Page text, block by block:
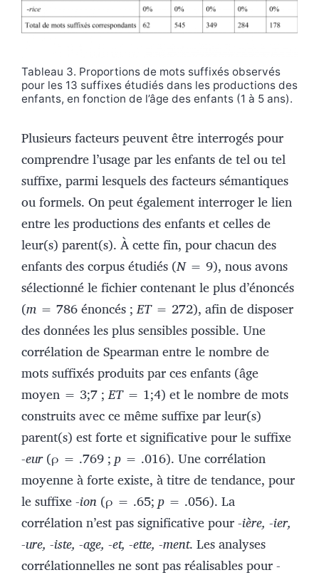
Tableau 3. Proportions de mots suffixés observés
pour les 13 suffixes étudiés dans les productions des
enfants, en fonction de l’âge des enfants (1 à 5 ans).
Plusieurs facteurs peuvent être interrogés pour
comprendre l’usage par les enfants de tel ou tel
suffixe, parmi lesquels des facteurs sémantiques
ou formels. On peut également interroger le lien
entre les productions des enfants et celles de
leur(s) parent(s). À cette fin, pour chacun des
enfants des corpus étudiés (N= 9), nous avons
sélectionné le fichier contenant le plus d’énoncés
(m = 786 énoncés ;ET = 272), afin de disposer
des données les plus sensibles possible. Une
corrélation de Spearman entre le nombre de
mots suffixés produits par ces enfants (âge
moyen = 3;7 ;ET= 1;4) et le nombre de mots
construits avec ce même suffixe par leur(s)
parent(s) est forte et significative pour le suffixe
-eur(ρ = .769 ; p = .016). Une corrélation
moyenne à forte existe, à titre de tendance, pour
le suffixe-ion (ρ = .65; p = .056). La
corrélation n’est pas significative pour-ière, -ier,
-ure, -iste, -age, -et, -ette, -ment. Les analyses
corrélationnelles ne sont pas réalisables pour-